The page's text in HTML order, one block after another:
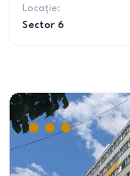
Locație:
Sector 6